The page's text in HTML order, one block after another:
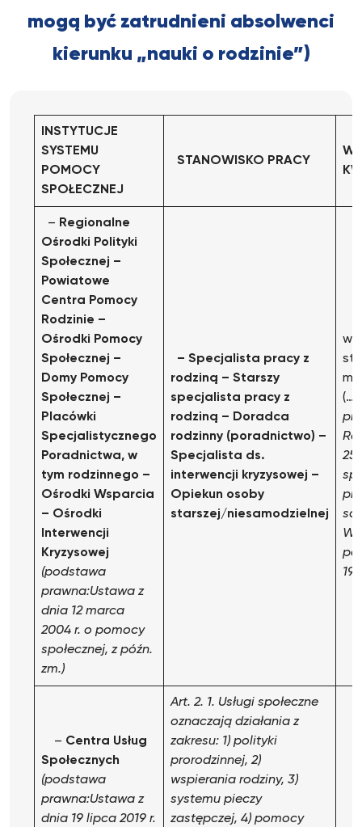
mogą być zatrudnieni absolwenci
kierunku „nauki o rodzinie”)
INSTYTUCJE
SYSTEMU
POMOCY
SPOŁECZNEJ
STANOWISKO PRACY
– Regionalne
Ośrodki Polityki
Społecznej –
Powiatowe
Centra Pomocy
Rodzinie –
Ośrodki Pomocy
Społecznej –
Domy Pomocy
Społecznej –
Placówki
Specjalistycznego
Poradnictwa, w
tym rodzinnego –
Ośrodki Wsparcia
– Ośrodki
Interwencji
Kryzysowej
(podstawa
prawna:Ustawa z
dnia 12 marca
2004 r. o pomocy
społecznej, z późn.
zm.)
– Specjalista pracy z
rodziną – Starszy
specjalista pracy z
rodziną – Doradca
rodzinny (poradnictwo) –
Specjalista ds.
interwencji kryzysowej –
Opiekun osoby
starszej/niesamodzielnej
25
– Centra Usług
Społecznych
(podstawa
prawna:Ustawa z
dnia 19 lipca 2019 r.
Art. 2. 1. Usługi społeczne
oznaczają działania z
zakresu: 1) polityki
prorodzinnej, 2)
wspierania rodziny, 3)
systemu pieczy
zastępczej, 4) pomocy